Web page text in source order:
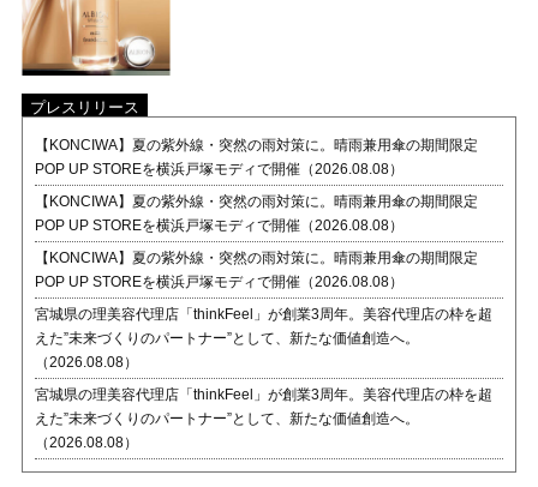
プレスリリース
【KONCIWA】夏の紫外線・突然の雨対策に。晴雨兼用傘の期間限定
POP UP STOREを横浜戸塚モディで開催（2026.08.08）
【KONCIWA】夏の紫外線・突然の雨対策に。晴雨兼用傘の期間限定
POP UP STOREを横浜戸塚モディで開催（2026.08.08）
【KONCIWA】夏の紫外線・突然の雨対策に。晴雨兼用傘の期間限定
POP UP STOREを横浜戸塚モディで開催（2026.08.08）
宮城県の理美容代理店「thinkFeel」が創業3周年。美容代理店の枠を超
えた”未来づくりのパートナー”として、新たな価値創造へ。
（2026.08.08）
宮城県の理美容代理店「thinkFeel」が創業3周年。美容代理店の枠を超
えた”未来づくりのパートナー”として、新たな価値創造へ。
（2026.08.08）